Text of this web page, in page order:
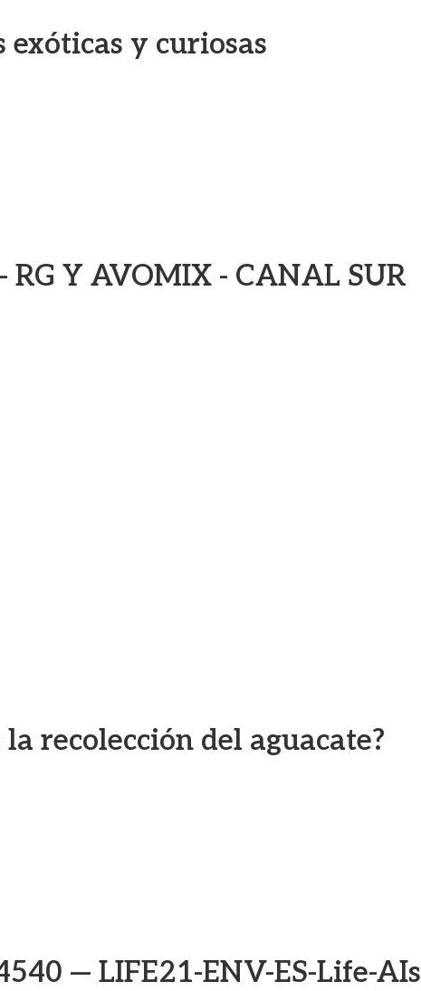
y curiosas
RG Y AVOMIX - CANAL SUR
la recolección del aguacate?
— LIFE21-ENV-ES-Life-AIs